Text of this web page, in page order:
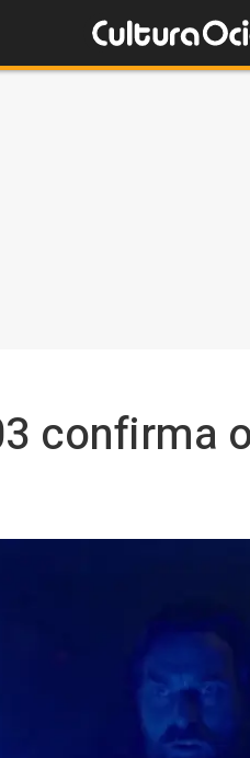
confirma